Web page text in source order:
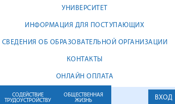
УНИВЕРСИТЕТ
ИНФОРМАЦИЯ ДЛЯ ПОСТУПАЮЩИХ
СВЕДЕНИЯ ОБ ОБРАЗОВАТЕЛЬНОЙ ОРГАНИЗАЦИИ
КОНТАКТЫ
ОНЛАЙН ОПЛАТА
ВХОД
СОДЕЙСТВИЕ
ТРУДОУСТРОЙСТВУ
ОБЩЕСТВЕННАЯ
ЖИЗНЬ